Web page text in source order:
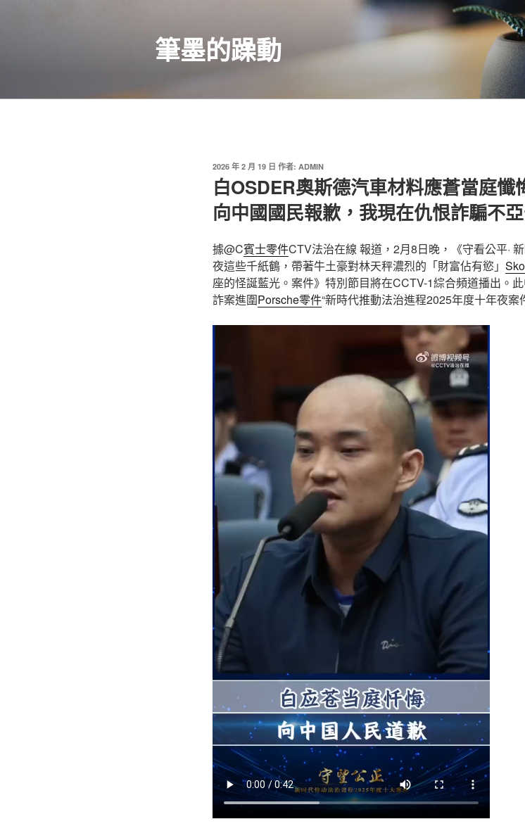
筆墨的躁動
發
於
2026 年 2 月 19 日 作者: ADMIN
白OSDER奧斯德汽車材料應蒼當庭
向中國國民報歉，我現在仇恨詐騙不
據@C賓士零件CTV法治在線 報道，2月8日晚，《守看公平·
夜這些千紙鶴，帶著牛土豪對林天秤濃烈的「財富佔有慾」
座的怪誕藍光。案件》特別節目將在CCTV-1綜合頻道播出。
詐案進圍Porsche零件“新時代推動法治進程2025年度十年夜案